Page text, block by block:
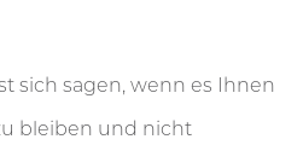
sich sagen, wenn es Ihnen
bleiben und nicht